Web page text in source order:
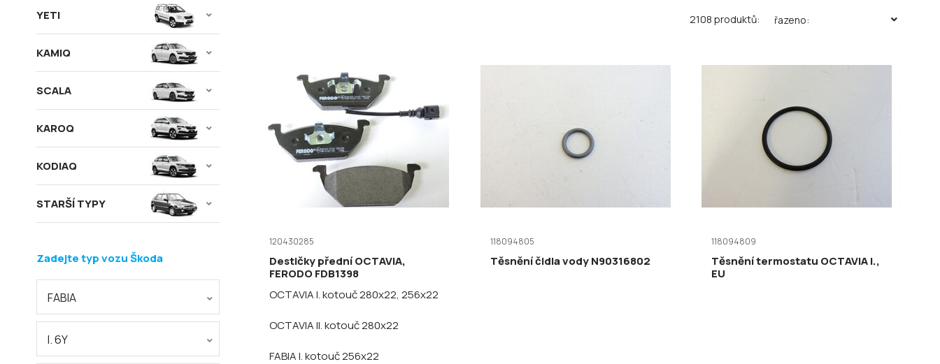
2108 produktů: řazeno:
120430285
Destičky přední OCTAVIA,
FERODO FDB1398
OCTAVIA I. kotouč 280x22, 256x22
OCTAVIA II. kotouč 280x22
FABIA I. kotouč 256x22
118094805
Těsnění čidla vody N90316802
118094809
Těsnění termostatu OCTAVIA I.,
EU
YETI
KAMIQ
SCALA
KAROQ
KODIAQ
STARŠÍ TYPY
Zadejte typ vozu Škoda
FABIA
I. 6Y